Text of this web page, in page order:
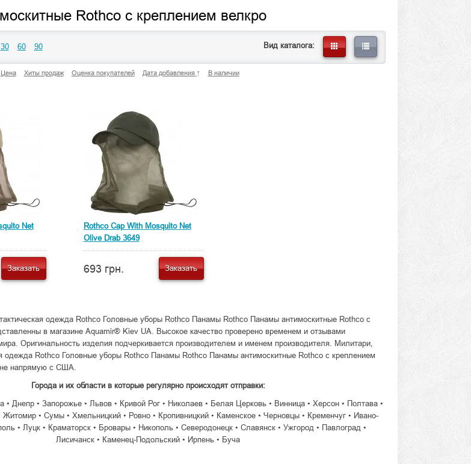
Rothco с креплением велкро
30 60 90 Вид каталога:
Цена Хиты продаж Оценка покупателей Дата добавления ↑ В наличии
Net
Заказать
Rothco Cap With Mosquito Net
Olive Drab 3649
693 грн. Заказать
одежда Rothco Головные уборы Rothco Панамы Rothco Панамы антимоскитные Rothco с
в магазине Aquamir® Kiev UA. Высокое качество проверено временем и отзывами
Оригинальность изделия подчеркивается производителем и именем производителя. Милитари,
одежда Rothco Головные уборы Rothco Панамы Rothco Панамы антимоскитные Rothco с креплением
напрямую с США.
Города и их области в которые регулярно происходят отправки:
• Днепр • Запорожье • Львов • Кривой Рог • Николаев • Белая Церковь • Винница • Херсон • Полтава •
Житомир • Сумы • Хмельницкий • Ровно • Кропивницкий • Каменское • Черновцы • Кременчуг • Ивано-
• Луцк • Краматорск • Бровары • Никополь • Северодонецк • Славянск • Ужгород • Павлоград •
Лисичанск • Каменец-Подольский • Ирпень • Буча